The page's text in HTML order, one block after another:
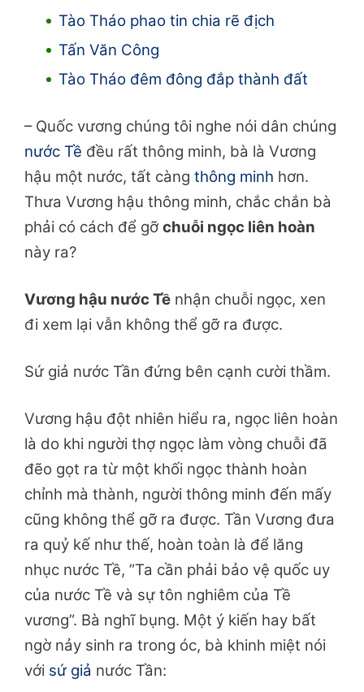
Tào Tháo phao tin chia rẽ địch
Tấn Văn Công
Tào Tháo đêm đông đắp thành đất
– Quốc vương chúng tôi nghe nói dân chúng
nước Tề đều rất thông minh, bà là Vương
hậu một nước, tất càng thông minh hơn.
Thưa Vương hậu thông minh, chắc chắn bà
phải có cách để gỡ chuỗi ngọc liên hoàn
này ra?
Vương hậu nước Tề nhận chuỗi ngọc, xen
đi xem lại vẫn không thể gỡ ra được.
Sứ giả nước Tần đứng bên cạnh cười thầm.
Vương hậu đột nhiên hiểu ra, ngọc liên hoàn
là do khi người thợ ngọc làm vòng chuỗi đã
đẽo gọt ra từ một khối ngọc thành hoàn
chỉnh mà thành, người thông minh đến mấy
cũng không thể gỡ ra được. Tần Vương đưa
ra quỷ kế như thế, hoàn toàn là để lăng
nhục nước Tề, ”Ta cần phải bảo vệ quốc uy
của nước Tề và sự tôn nghiêm của Tề
vương”. Bà nghĩ bụng. Một ý kiến hay bất
ngờ nảy sinh ra trong óc, bà khinh miệt nói
với sứ giả nước Tần: